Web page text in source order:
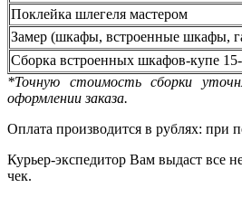
Поклейка шлегеля мастером
Замер (шкафы, встроенные шкафы,
Сборка встроенных шкафов-купе
*Точную стоимость сборки
оформлении заказа.
Оплата производится в рублях: при
Курьер-экспедитор Вам выдаст все
чек.